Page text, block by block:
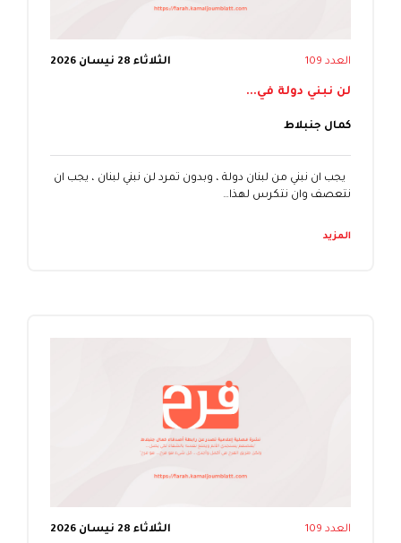
العدد 109 الثلاثاء 28 نيسان 2026
لن نبني دولة في...
كمال جنبلاط
يجب ان نبني من لبنان دولة ، وبدون تمرد لن نبني لبنان ، يجب ان
نتعصف وان نتكرس لهذا…
المزيد
العدد 109 الثلاثاء 28 نيسان 2026